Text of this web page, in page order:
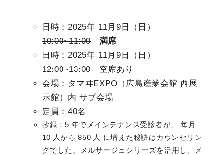
日時：2025年 11月9日（日）
10:00~11:00満席
日時：2025年 11月9日（日）
12:00~13:00 空席あり
会場：タマヰEXPO（広島産業会館 西展
示館）内 サブ会場
定員：40名
抄録：5 年でメインテナンス受診者が、 毎月
10 人から 850 人 に増えた秘訣はカウンセリン
グでした。メルサージュシリーズを活用し、メ